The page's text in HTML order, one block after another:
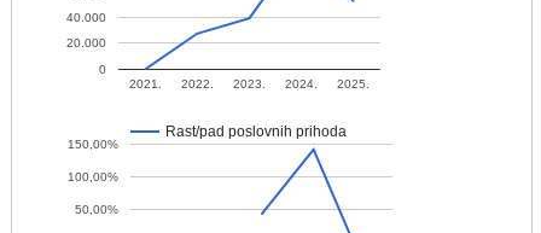
2021. 2022. 2023. 2024. 2025.
0
20.000
40.000
Rast/pad poslovnih prihoda
50,00%
100,00%
150,00%